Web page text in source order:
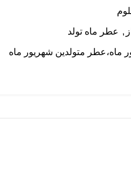
, عطر ماه تولد
ماه،عطر متولدین شهریور ماه